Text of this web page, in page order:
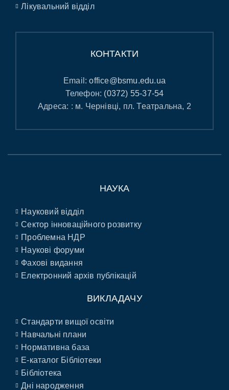
Лікувальний відділ
КОНТАКТИ
Email:office@bsmu.edu.ua
Телефон: (0372) 55-37-54
Адреса: : м. Чернівці, пл. Театральна, 2
НАУКА
Науковий відділ
Сектор інноваційного розвитку
Проблемна НДР
Наукові форуми
Фахові видання
Електронний архів публікацій
ВИКЛАДАЧУ
Стандарти вищої освіти
Навчальні плани
Нормативна база
E-каталог Бібліотеки
Бібліотека
Дні народження